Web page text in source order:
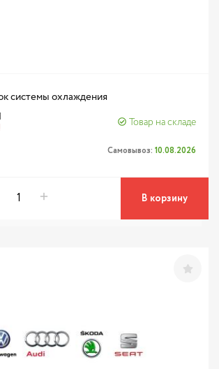
системы охлаждения
Товар на складе
Самовывоз: 10.08.2026
В корзину